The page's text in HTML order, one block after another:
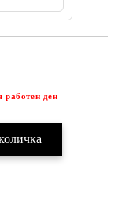
работен ден